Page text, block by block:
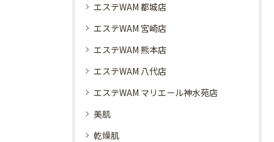
エステWAM 都城店
エステWAM 宮崎店
エステWAM 熊本店
エステWAM 八代店
エステWAM マリエール神水苑店
美肌
乾燥肌